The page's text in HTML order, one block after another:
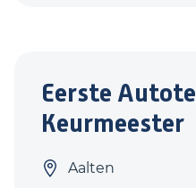
Eerste
Keurmeester
Aalten